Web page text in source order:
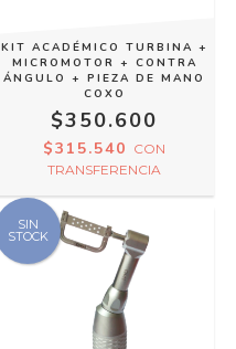
KIT ACADÉMICO TURBINA +
MICROMOTOR + CONTRA
ÁNGULO + PIEZA DE MANO
COXO
$350.600
$315.540 CON
TRANSFERENCIA
SIN
STOCK